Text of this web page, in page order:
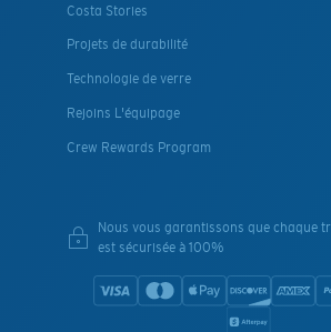
Costa Stories
Projets de durabilité
Technologie de verre
Rejoins L'équipage
Crew Rewards Program
Nous vous garantissons que chaque
est sécurisée à 100%